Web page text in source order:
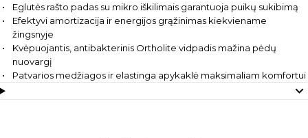
Eglutės rašto padas su mikro iškilimais garantuoja puikų sukibimą
Efektyvi amortizacija ir energijos grąžinimas kiekviename
žingsnyje
Kvėpuojantis, antibakterinis Ortholite vidpadis mažina pėdų
nuovargį
Patvarios medžiagos ir elastinga apykaklė maksimaliam komfortui